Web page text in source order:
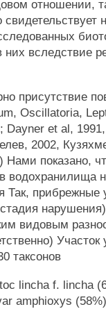
отношении,
вследствие
присутствие
Oscillatoria,
Dayner et al,
2002,
Нами показано,
водохранилища
Так, прибрежные
нарушения)
видовым
Участок
таксонов
lincha f. lincha
amphioxys